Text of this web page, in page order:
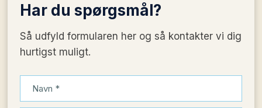
Har du spørgsmål?
Så udfyld formularen her og så kontakter vi dig
hurtigst muligt.